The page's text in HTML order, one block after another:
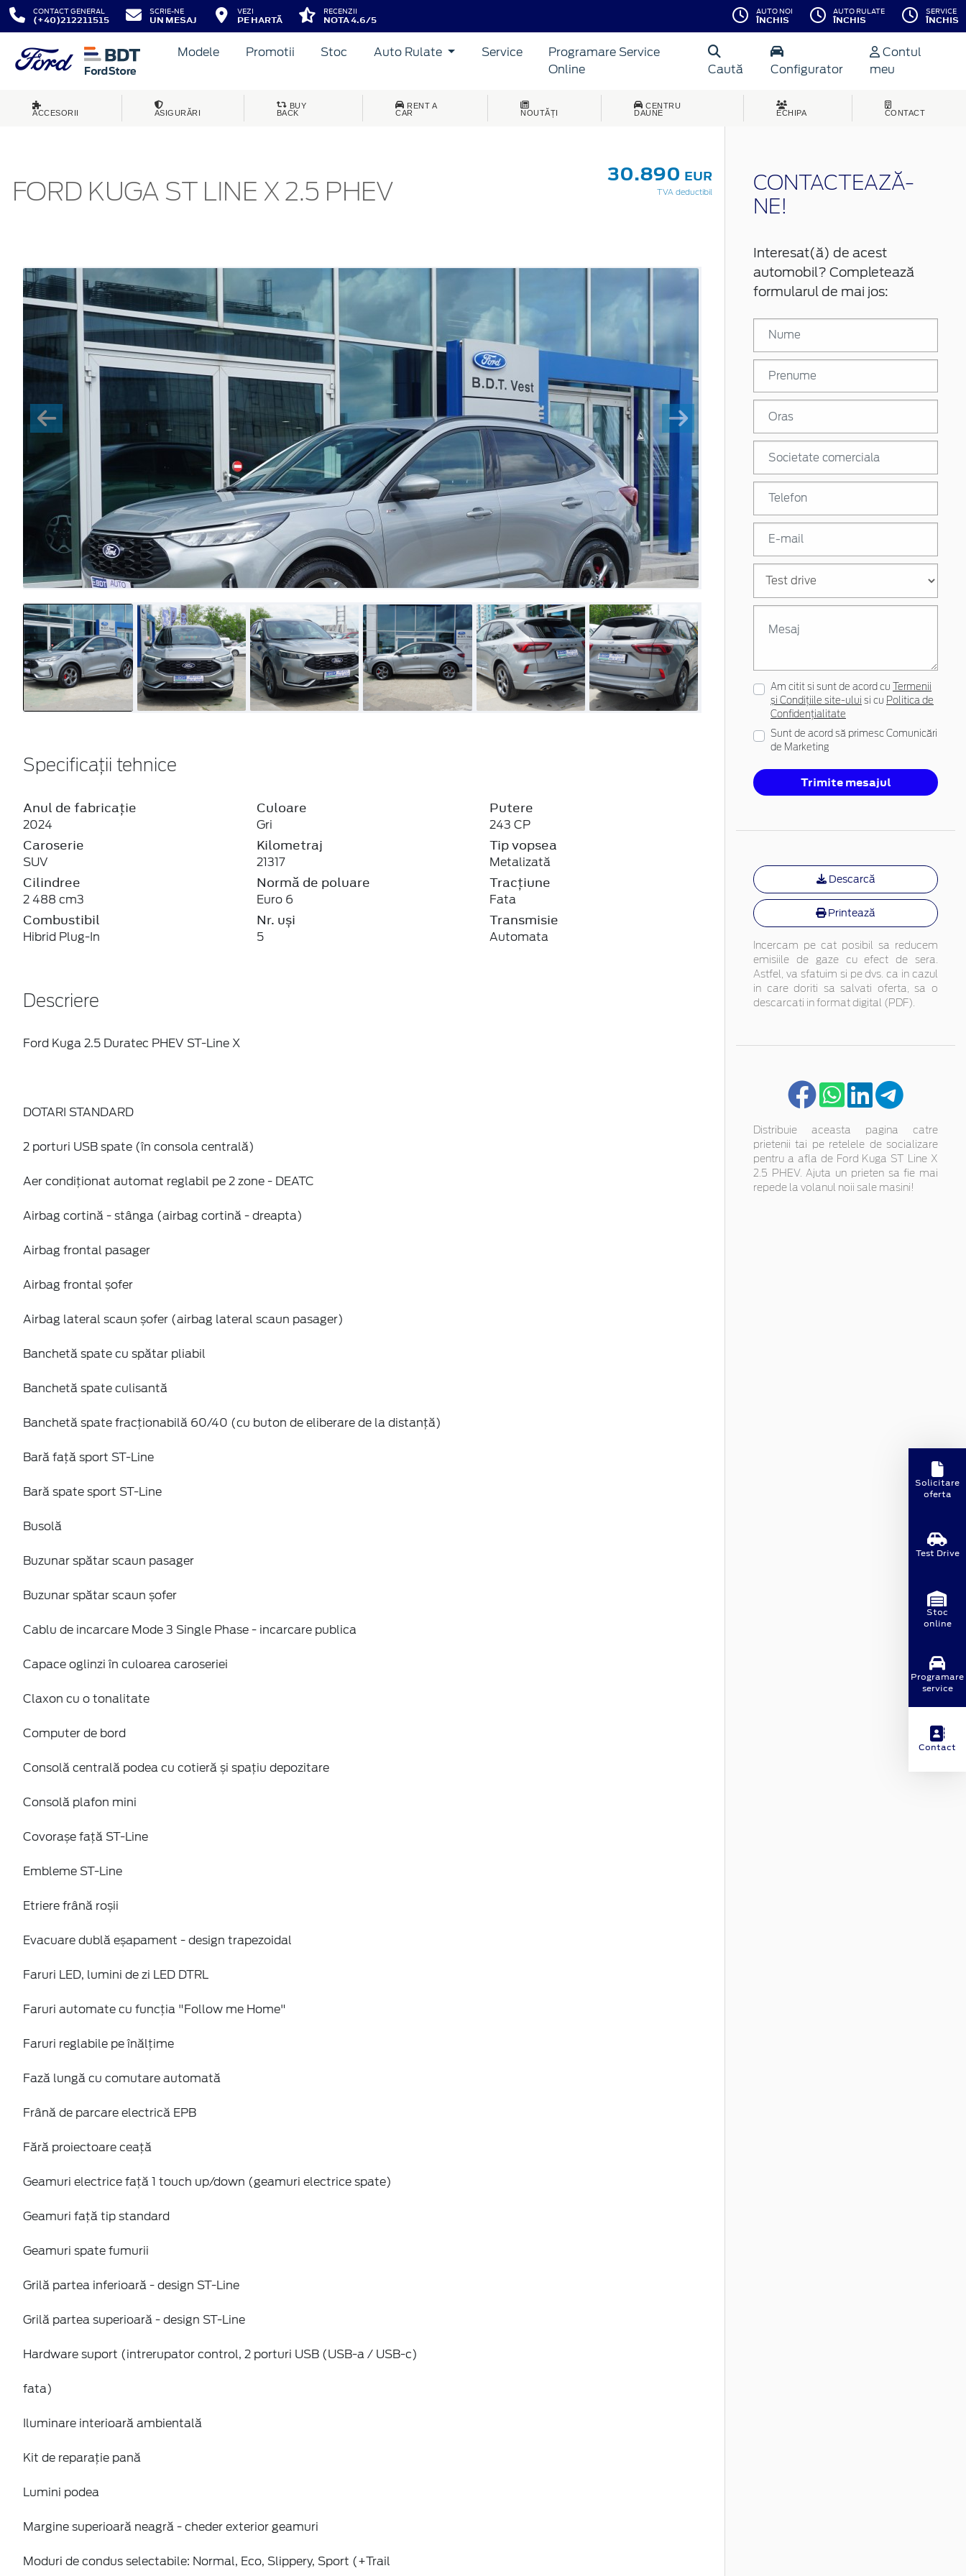
CONTACT GENERAL
(+40)212211515
SCRIE-NE
UN MESAJ
VEZI
PE HARTĂ
RECENZII
NOTA 4.6/5
AUTO NOI
ÎNCHIS
AUTO RULATE
ÎNCHIS
SERVICE
ÎNCHIS
Modele Promotii Stoc Auto Rulate Service
Programare Service
Online
Caută Configurator
Contul
meu
ACCESORII ASIGURĂRI
BUY
BACK
RENT A
CAR
NOUTĂȚI
CENTRU
DAUNE
ECHIPA CONTACT
FORD KUGA ST LINE X 2.5 PHEV
30.890 EUR
TVA deductibil
Specificații tehnice
Anul de fabricație
2024
Caroserie
SUV
Cilindree
2 488 cm3
Combustibil
Hibrid Plug-In
Culoare
Gri
Kilometraj
21317
Normă de poluare
Euro 6
Nr. uși
5
Putere
243 CP
Tip vopsea
Metalizată
Tracțiune
Fata
Transmisie
Automata
Descriere
Ford Kuga 2.5 Duratec PHEV ST-Line X
DOTARI STANDARD
2 porturi USB spate (în consola centrală)
Aer condiționat automat reglabil pe 2 zone - DEATC
Airbag cortină - stânga (airbag cortină - dreapta)
Airbag frontal pasager
Airbag frontal șofer
Airbag lateral scaun șofer (airbag lateral scaun pasager)
Banchetă spate cu spătar pliabil
Banchetă spate culisantă
Banchetă spate fracționabilă 60/40 (cu buton de eliberare de la distanță)
Bară față sport ST-Line
Bară spate sport ST-Line
Busolă
Buzunar spătar scaun pasager
Buzunar spătar scaun șofer
Cablu de incarcare Mode 3 Single Phase - incarcare publica
Capace oglinzi în culoarea caroseriei
Claxon cu o tonalitate
Computer de bord
Consolă centrală podea cu cotieră și spațiu depozitare
Consolă plafon mini
Covorașe față ST-Line
Embleme ST-Line
Etriere frână roșii
Evacuare dublă eșapament - design trapezoidal
Faruri LED, lumini de zi LED DTRL
Faruri automate cu funcția "Follow me Home"
Faruri reglabile pe înălțime
Fază lungă cu comutare automată
Frână de parcare electrică EPB
Fără proiectoare ceață
Geamuri electrice față 1 touch up/down (geamuri electrice spate)
Geamuri față tip standard
Geamuri spate fumurii
Grilă partea inferioară - design ST-Line
Grilă partea superioară - design ST-Line
Hardware suport (intrerupator control, 2 porturi USB (USB-a / USB-c)
fata)
Iluminare interioară ambientală
Kit de reparație pană
Lumini podea
Margine superioară neagră - cheder exterior geamuri
Moduri de condus selectabile: Normal, Eco, Slippery, Sport (+Trail
CONTACTEAZĂ-
NE!
Interesat(ă) de acest
automobil? Completează
formularul de mai jos:
Am citit si sunt de acord cu
Termenii
și Condițiile site-ului si cu Politica de
Confidențialitate
Sunt de acord să primesc Comunicări
de Marketing
Trimite mesajul
Descarcă
Printează
Incercam pe cat posibil sa reducem
emisiile de gaze cu efect de sera.
Astfel, va sfatuim si pe dvs. ca in cazul
in care doriti sa salvati oferta, sa o
descarcati in format digital (PDF).
Distribuie aceasta pagina catre
prietenii tai pe retelele de socializare
pentru a afla de Ford Kuga ST Line X
2.5 PHEV. Ajuta un prieten sa fie mai
repede la volanul noii sale masini!
Solicitare
oferta
Test Drive
Stoc
online
Programare
service
Contact